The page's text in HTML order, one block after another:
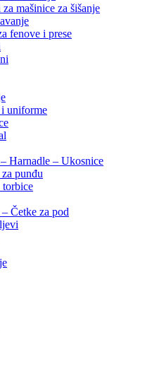
mašinice za šišanje
fenove i prese
uniforme
Harnadle – Ukosnice
punđu
Četke za pod